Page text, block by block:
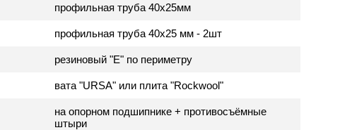
профильная труба 40х25мм
профильная труба 40х25 мм - 2шт
резиновый "Е" по периметру
вата "URSA" или плита "Rockwool"
на опорном подшипнике + противосъёмные
штыри